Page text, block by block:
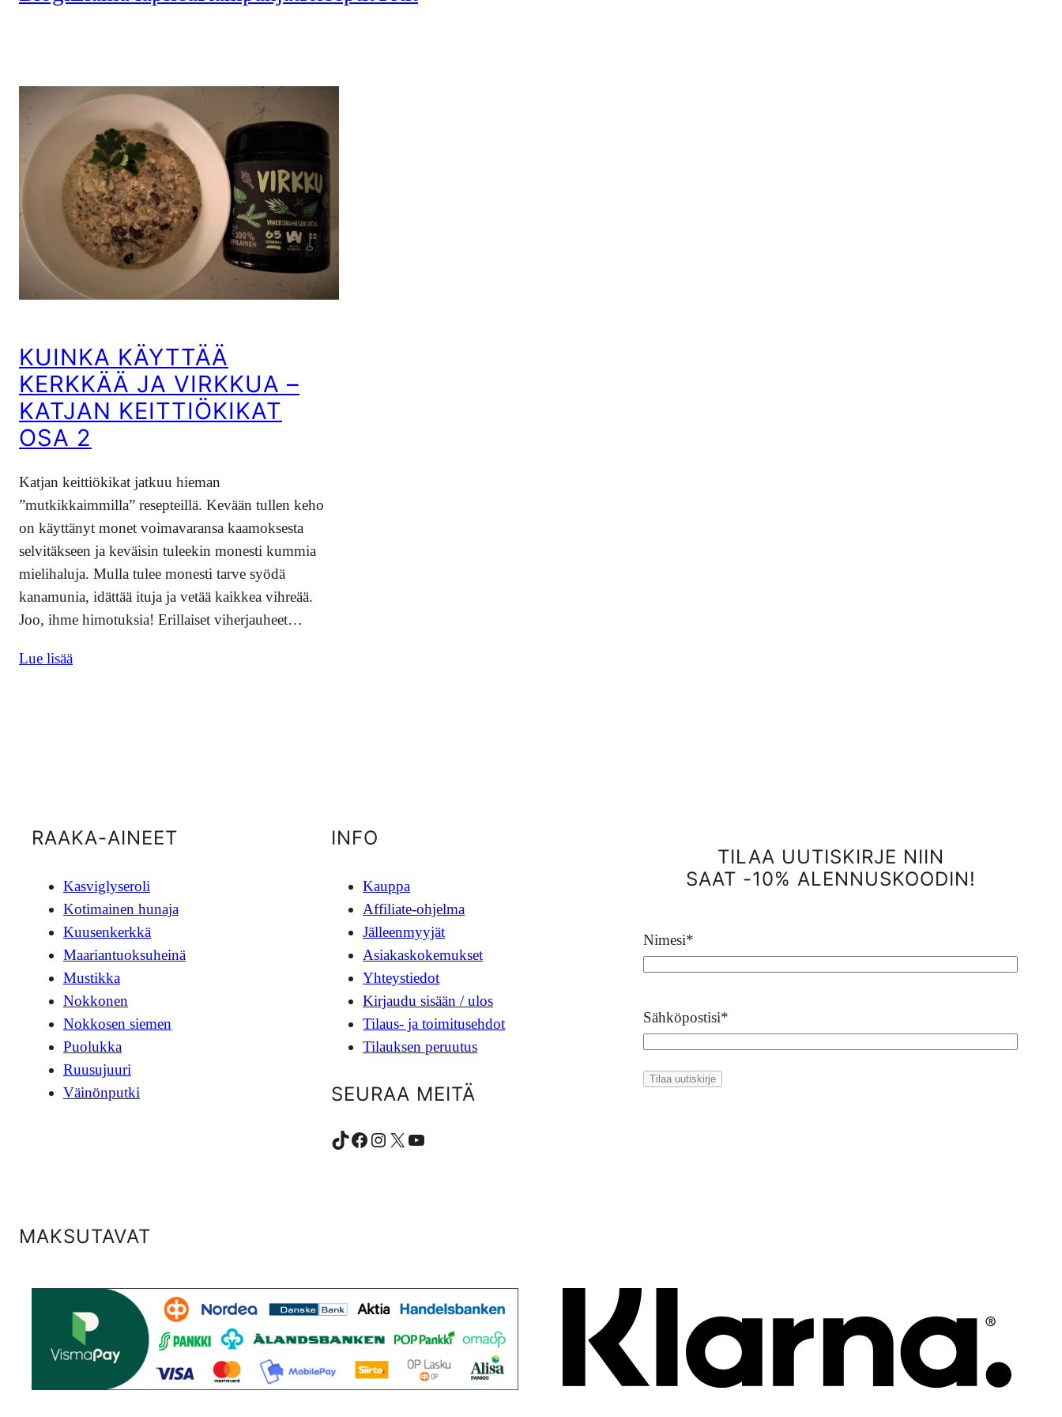
KUINKA KÄYTTÄÄ
KERKKÄÄ JA VIRKKUA –
KATJAN KEITTIÖKIKAT
OSA 2
Katjan keittiökikat jatkuu hieman
”mutkikkaimmilla” resepteillä. Kevään tullen keho
on käyttänyt monet voimavaransa kaamoksesta
selvitäkseen ja keväisin tuleekin monesti kummia
mielihaluja. Mulla tulee monesti tarve syödä
kanamunia, idättää ituja ja vetää kaikkea vihreää.
Joo, ihme himotuksia! Erillaiset viherjauheet…
Lue lisää
RAAKA-AINEET
Kasviglyseroli
Kotimainen hunaja
Kuusenkerkkä
Maariantuoksuheinä
Mustikka
Nokkonen
Nokkosen siemen
Puolukka
Ruusujuuri
Väinönputki
INFO
Kauppa
Affiliate-ohjelma
Jälleenmyyjät
Asiakaskokemukset
Yhteystiedot
Kirjaudu sisään / ulos
Tilaus- ja toimitusehdot
Tilauksen peruutus
SEURAA MEITÄ
TikTok Facebook Instagram X YouTube
TILAA UUTISKIRJE NIIN
SAAT -10% ALENNUSKOODIN!
Nimesi*
Sähköpostisi*
MAKSUTAVAT